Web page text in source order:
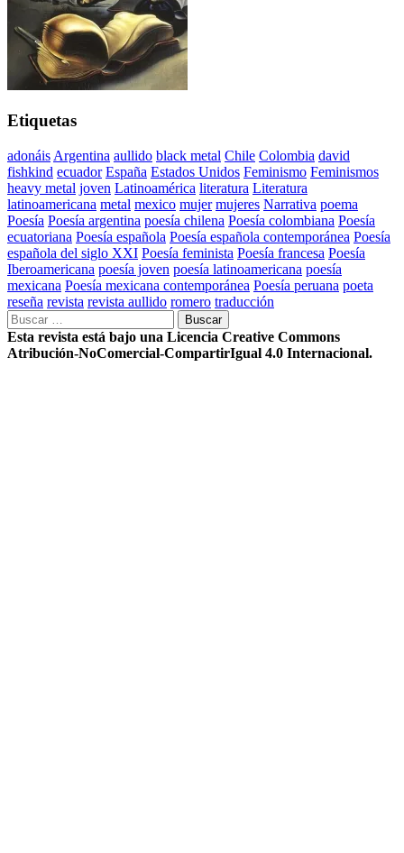
Etiquetas
adonáis Argentina aullido black metal Chile Colombia david
fishkind ecuador España Estados Unidos Feminismo Feminismos
heavy metal joven Latinoamérica literatura Literatura
latinoamericana metal mexico mujer mujeres Narrativa poema
Poesía Poesía argentina poesía chilena Poesía colombiana Poesía
ecuatoriana Poesía española Poesía española contemporánea Poesía
española del siglo XXI Poesía feminista Poesía francesa Poesía
Iberoamericana poesía joven poesía latinoamericana poesía
mexicana Poesía mexicana contemporánea Poesía peruana poeta
reseña revista revista aullido romero traducción
Buscar:
Esta revista está bajo una Licencia Creative Commons
Atribución-NoComercial-CompartirIgual 4.0 Internacional.